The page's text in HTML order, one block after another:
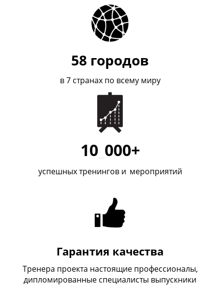
58 городов
в 7 странах по всему миру
10_ 000+
успешных тренингов и мероприятий
Гарантия качества
Тренера проекта настоящие профессионалы,
дипломированные специалисты выпускники